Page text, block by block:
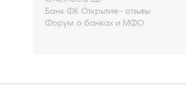
Банк ФК Открытие - отзывы
Форум о банках и МФО